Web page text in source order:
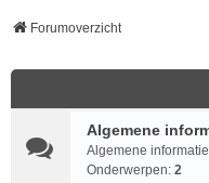
Forumoverzicht
Algemene
Algemene
Onderwerpen: 2